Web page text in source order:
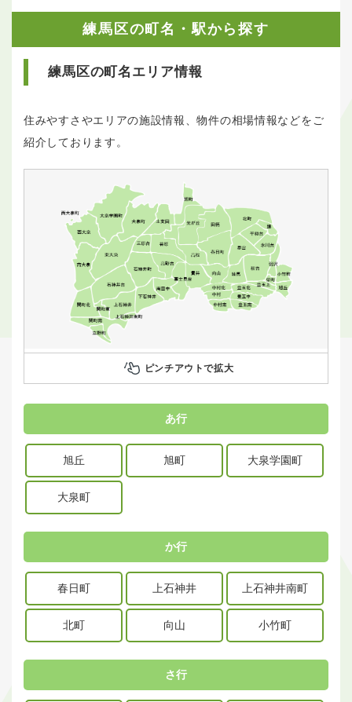
練馬区の町名・駅から探す
練馬区の町名エリア情報
住みやすさやエリアの施設情報、物件の相場情報などをご
紹介しております。
ピンチアウトで拡大
あ行
旭丘 旭町 大泉学園町
大泉町
か行
春日町 上石神井 上石神井南町
北町 向山 小竹町
さ行